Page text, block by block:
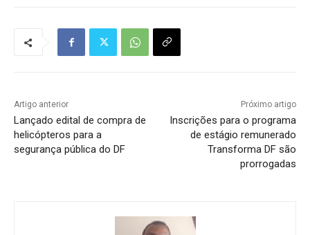
Artigo anterior
Lançado edital de compra de
helicópteros para a
segurança pública do DF
Próximo artigo
Inscrições para o programa
de estágio remunerado
Transforma DF são
prorrogadas